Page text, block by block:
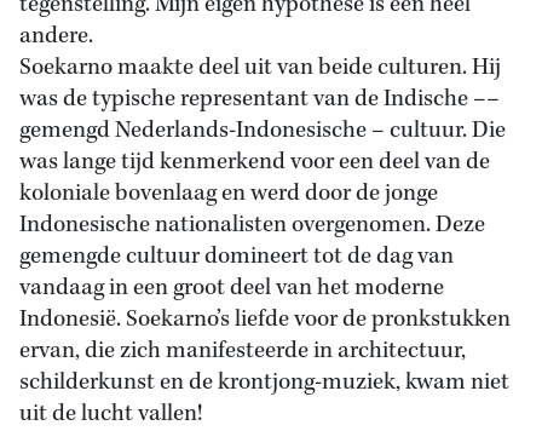
andere.
Soekarno maakte deel uit van beide culturen. Hij
was de typische representant van de Indische ––
gemengd Nederlands-Indonesische – cultuur. Die
was lange tijd kenmerkend voor een deel van de
koloniale bovenlaag en werd door de jonge
Indonesische nationalisten overgenomen. Deze
gemengde cultuur domineert tot de dag van
vandaag in een groot deel van het moderne
Indonesië. Soekarno’s liefde voor de pronkstukken
ervan, die zich manifesteerde in architectuur,
schilderkunst en de krontjong-muziek, kwam niet
uit de lucht vallen!